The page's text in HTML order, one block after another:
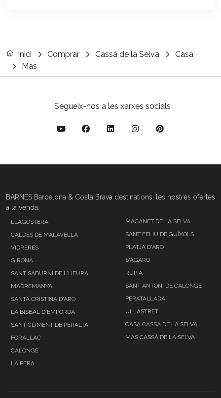
Inici Comprar Cassá de la Selva
Casa
Mas
Segueix-nos a les xarxes socials
BARNES Barcelona & Costa Brava destinations, les nostres ofertes
a la venda:
LLAGOSTERA
CALDES DE MALAVELLA
VIDRERES
GIRONA
SANT SADURNI DE L'HEURA
MADREMANYA
SANTA CRISTINA D'ARO
LA BISBAL D'EMPORDA
SANT CLIMENT DE PERALTA
FORALLAC
CALONGE
LA PERA
MAÇANET DE LA SELVA
SANT FELIU DE GUÍXOLS
PLATJA D'ARO
S'AGARO
RUPIÁ
SANT ANTONI DE CALONGE
PERATALLADA
ULLASTRET
CASA CASSÁ DE LA SELVA
MAS CASSÁ DE LA SELVA